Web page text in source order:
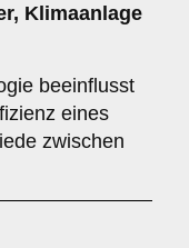
, Klimaanlage
beeinflusst
eines
zwischen